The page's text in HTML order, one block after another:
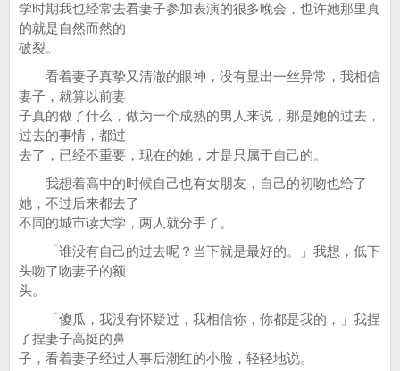
学时期我也经常去看妻子参加表演的很多晚会，也许她那里真
的就是自然而然的
破裂。
看着妻子真挚又清澈的眼神，没有显出一丝异常，我相信
妻子，就算以前妻
子真的做了什么，做为一个成熟的男人来说，那是她的过去，
过去的事情，都过
去了，已经不重要，现在的她，才是只属于自己的。
我想着高中的时候自己也有女朋友，自己的初吻也给了
她，不过后来都去了
不同的城市读大学，两人就分手了。
「谁没有自己的过去呢？当下就是最好的。」我想，低下
头吻了吻妻子的额
头。
「傻瓜，我没有怀疑过，我相信你，你都是我的，」我捏
了捏妻子高挺的鼻
子，看着妻子经过人事后潮红的小脸，轻轻地说。